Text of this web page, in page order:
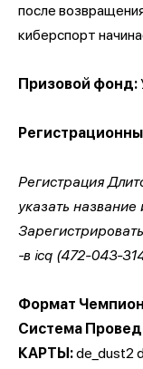
после
киберспорт
Призовой фонд:
Регистрация
указать
-в icq (472-043-
Формат
Система
КАРТЫ:de_dust2